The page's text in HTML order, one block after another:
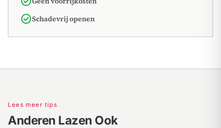
check_circleSchadevrij openen
Lees meer tips
Anderen Lazen Ook